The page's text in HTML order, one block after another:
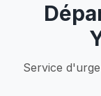
Service